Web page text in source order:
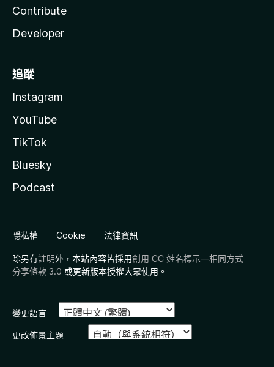
Contribute
Developer
追蹤
Instagram
YouTube
TikTok
Bluesky
Podcast
隱私權 Cookie 法律資訊
除另有註明外，本站內容皆採用創用 CC 姓名標示—相同方式
分享條款 3.0 或更新版本授權大眾使用。
變更語言
更改佈景主題